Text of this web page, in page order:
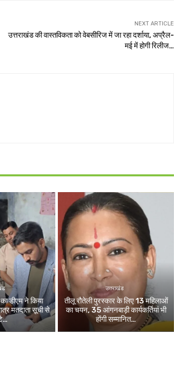
NEXT ARTICLE
उत्तराखंड की वास्तविकता को वेबसीरिज में जा रहा दर्शाया, अप्रैल-
मई में होगी रिलीज…
डीएम ने किया
मतदाता सूची से
उत्तराखंड
तीलू रौतेली पुरस्कार के लिए 13 महिलाओं
का चयन, 35 आंगनबाड़ी कार्यकर्तियां भी
होंगी सम्मानित…